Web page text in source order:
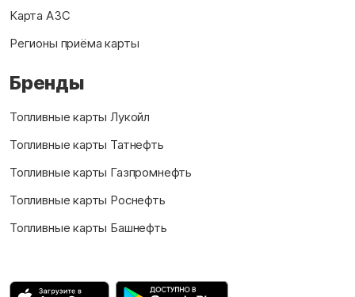
Карта АЗС
Регионы приёма карты
Бренды
Топливные карты Лукойл
Топливные карты Татнефть
Топливные карты Газпромнефть
Топливные карты Роснефть
Топливные карты Башнефть